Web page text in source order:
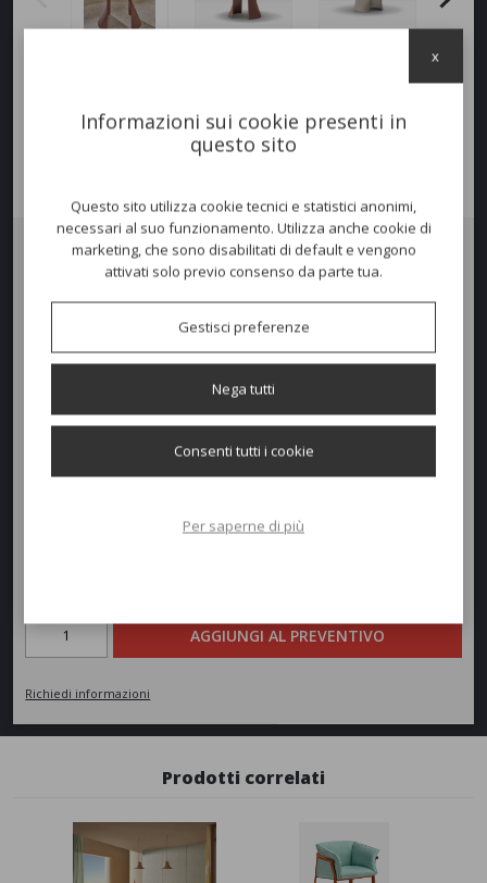
Tavolo ANEMOSè un tavolo caratterizzato da forme semplici e
architettoniche volte ad esaltare la matericità delcemento,
conferendogli un nuovo linguaggio espressivo.‎ Il tratto distintivo è la
base, formata da due gusci dicementoseparati tra loro e fissati al
ripiano che, come una membrana strutturale, si liberano dal loro
immaginario di peso e grazie ad una doppia curvatura assumono una
forma flessibile e sinuosa. ‎Disponibile con piano in
versioneoutdooroppure instratificatoestratificato lucidoper la
SCHEDA TECNICA
AGGIUNGI AL PREVENTIVO
Richiedi informazioni
Prodotti correlati
Informazioni sui cookie presenti in
questo sito
Questo sito utilizza cookie tecnici e statistici anonimi,
necessari al suo funzionamento. Utilizza anche cookie di
marketing, che sono disabilitati di default e vengono
attivati solo previo consenso da parte tua.
Gestisci preferenze
Nega tutti
Consenti tutti i cookie
Per saperne di più
x